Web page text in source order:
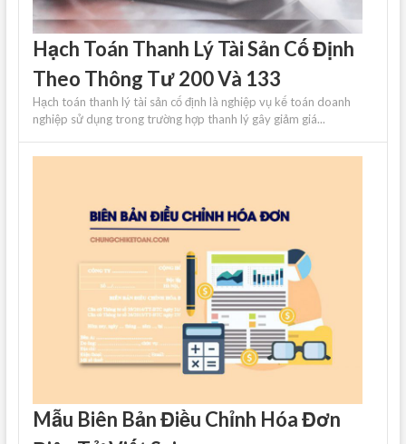
Hạch Toán Thanh Lý Tài Sản Cố Định
Theo Thông Tư 200 Và 133
Hạch toán thanh lý tài sản cố định là nghiệp vụ kế toán doanh
nghiệp sử dụng trong trường hợp thanh lý gây giảm giá...
Mẫu Biên Bản Điều Chỉnh Hóa Đơn